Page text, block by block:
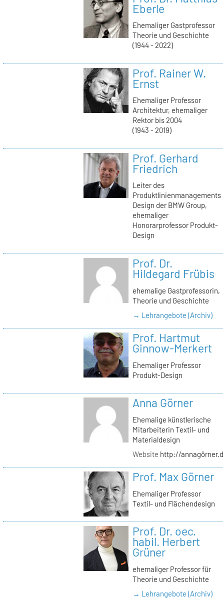
Eberle
Ehemaliger Gastprofessor
Theorie und Geschichte
(1944 - 2022)
Prof. Rainer W.
Ernst
Ehemaliger Professor
Architektur, ehemaliger
Rektor bis 2004
(1943 - 2019)
Prof. Gerhard
Friedrich
Leiter des
Produktlinienmanagements
Design der BMW Group,
ehemaliger
Honorarprofessor Produkt-
Design
Prof. Dr.
Hildegard Frübis
ehemalige Gastprofessorin,
Theorie und Geschichte
→ Lehrangebote (Archiv)
Prof. Hartmut
Ginnow-Merkert
Ehemaliger Professor
Produkt-Design
Anna Görner
Ehemalige künstlerische
Mitarbeiterin Textil- und
Materialdesign
Website http://
Prof. Max Görner
Ehemaliger Professor
Textil- und Flächendesign
Prof. Dr. oec.
habil. Herbert
Grüner
ehemaliger Professor für
Theorie und Geschichte
→ Lehrangebote (Archiv)